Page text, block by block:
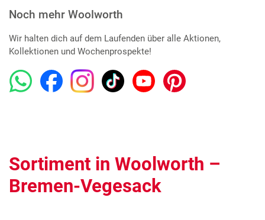
Noch mehr Woolworth
Wir halten dich auf dem Laufenden über alle Aktionen,
Kollektionen und Wochenprospekte!
Sortiment in Woolworth –
Bremen-Vegesack